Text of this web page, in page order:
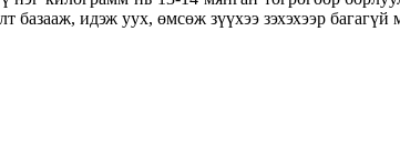
базааж, идэж уух, өмсөж зүүхээ зэхэхээр